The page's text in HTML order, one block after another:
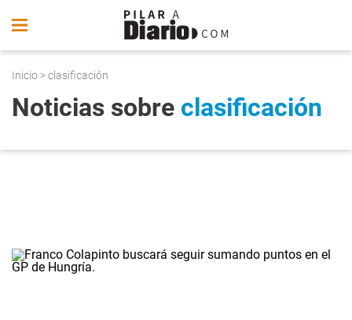
Inicio > clasificación
Noticias sobre clasificación